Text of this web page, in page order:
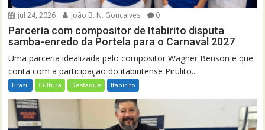
jul 24, 2026 João B. N. Gonçalves 0
Parceria com compositor de Itabirito disputa
samba-enredo da Portela para o Carnaval 2027
Uma parceria idealizada pelo compositor Wagner Benson e que
conta com a participação do itabiritense Pirulito...
Brasil Cultura Destaque Itabirito